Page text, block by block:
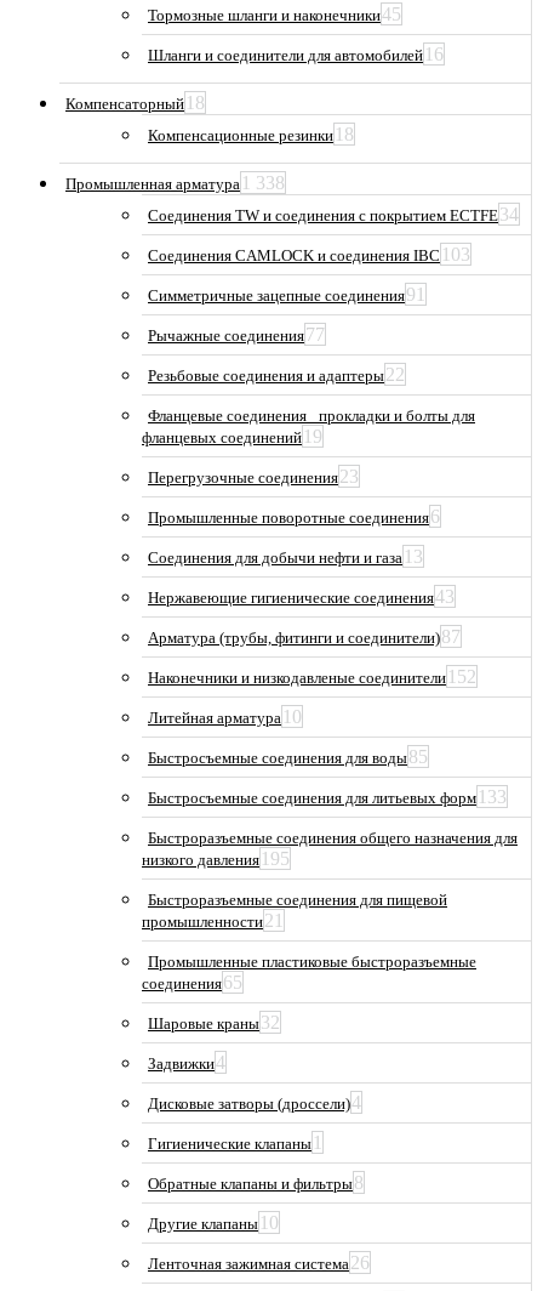
Тормозные шланги и наконечники45
Шланги и соединители для автомобилей 16
Компенсаторный 18
Компенсационные резинки 18
Промышленная арматура 1 338
Соединения TW и соединения с покрытием ECTFE34
Соединения CAMLOCK и соединения IBC 103
Симметричные зацепные соединения91
Рычажные соединения77
Резьбовые соединения и адаптеры22
Фланцевые соединения_ прокладки и болты для
фланцевых соединений 19
Перегрузочные соединения23
Промышленные поворотные соединения6
Соединения для добычи нефти и газа 13
Нержавеющие гигиенические соединения43
Арматура (трубы, фитинги и соединители)87
Наконечники и низкодавленые соединители 152
Литейная арматура 10
Быстросъемные соединения для воды85
Быстросъемные соединения для литьевых форм 133
Быстроразъемные соединения общего назначения для
низкого давления 195
Быстроразъемные соединения для пищевой
промышленности21
Промышленные пластиковые быстроразъемные
соединения65
Шаровые краны32
Задвижки4
Дисковые затворы (дроссели)4
Гигиенические клапаны 1
Обратные клапаны и фильтры8
Другие клапаны 10
Ленточная зажимная система26